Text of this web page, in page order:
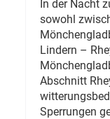
In der Nacht
sowohl
Lindern –
Abschnitt
Sperrungen